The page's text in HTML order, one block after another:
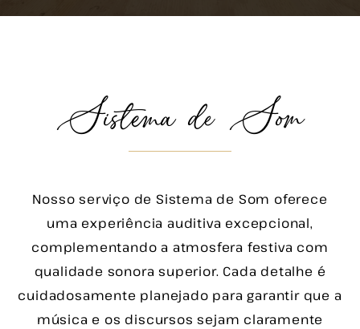
Sistema de Som
Nosso serviço de Sistema de Som oferece
uma experiência auditiva excepcional,
complementando a atmosfera festiva com
qualidade sonora superior. Cada detalhe é
cuidadosamente planejado para garantir que a
música e os discursos sejam claramente